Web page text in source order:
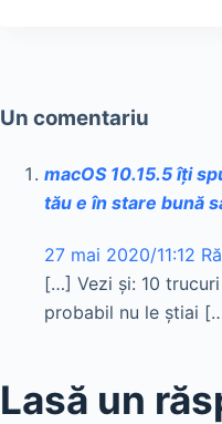
Un comentariu
macOS 10.15.5 îți
tău e în stare bună
27 mai 2020/11:12
[…] Vezi și: 10
probabil nu le știai
Lasă un